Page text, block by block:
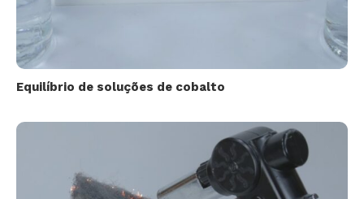
Equilíbrio de soluções de cobalto